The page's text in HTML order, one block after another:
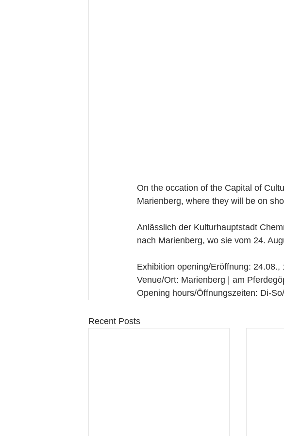
On the occation of the Capital of
Marienberg, where they will be on
Anlässlich der Kulturhauptstadt
nach Marienberg, wo sie vom 24.
Exhibition opening/Eröffnung: 24.08.,
Venue/Ort: Marienberg | am
Opening hours/Öffnungszeiten: Di-
Recent Posts